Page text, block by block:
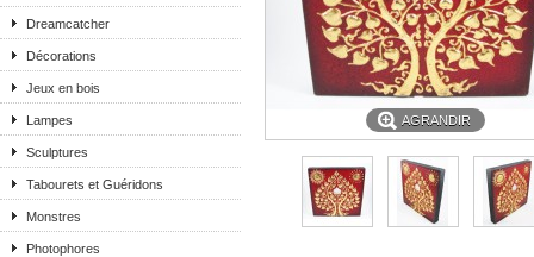
Dreamcatcher
Décorations
Jeux en bois
Lampes
Sculptures
Tabourets et Guéridons
Monstres
Photophores
AGRANDIR